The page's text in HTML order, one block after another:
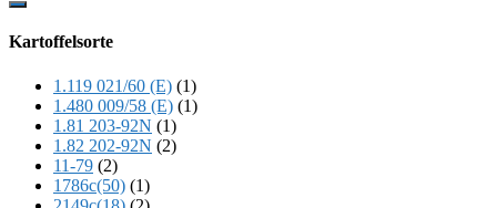
Show
Content
Kartoffelsorte
1.119 021/60 (E) (1)
1.480 009/58 (E) (1)
1.81 203-92N (1)
1.82 202-92N (2)
11-79 (2)
1786c(50) (1)